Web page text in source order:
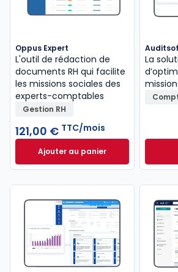
Oppus Expert
L'outil de rédaction de
documents RH qui facilite
les missions sociales des
experts-comptables
Gestion RH
121,00 € TTC/mois
Ajouter au panierOppus Expert à 121,00 €
La